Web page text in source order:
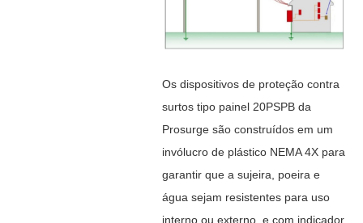
Os dispositivos de proteção contra
surtos tipo painel 20PSPB da
Prosurge são construídos em um
invólucro de plástico NEMA 4X para
garantir que a sujeira, poeira e
água sejam resistentes para uso
interno ou externo, e com indicador